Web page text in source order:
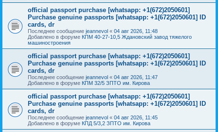
official passport purchase [whatsapp: +1(672)2050601]
Purchase genuine passports [whatsapp: +1(672)2050601] ID
cards, dr
Последнее сообщение jeannevol « 04 авг 2026, 11:48
Добавлено в форуме КПМ 40-27-10,5 Ждановский завод тяжелого
машиностроения
official passport purchase [whatsapp: +1(672)2050601]
Purchase genuine passports [whatsapp: +1(672)2050601] ID
cards, dr
Последнее сообщение jeannevol « 04 авг 2026, 11:47
Добавлено в форуме КПМ 32/5 ЗПТО им. Кирова
official passport purchase [whatsapp: +1(672)2050601]
Purchase genuine passports [whatsapp: +1(672)2050601] ID
cards, dr
Последнее сообщение jeannevol « 04 авг 2026, 11:45
Добавлено в форуме КПД 5/3,2 ЗПТО им. Кирова